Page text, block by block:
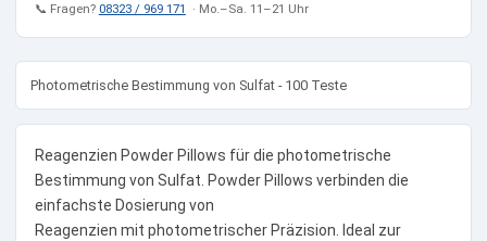
📞 Fragen? 08323 / 969 171 · Mo.–Sa. 11–21 Uhr
Photometrische Bestimmung von Sulfat - 100 Teste
Reagenzien Powder Pillows für die photometrische
Bestimmung von Sulfat. Powder Pillows verbinden die
einfachste Dosierung von
Reagenzien mit photometrischer Präzision. Ideal zur